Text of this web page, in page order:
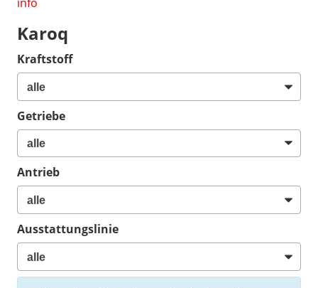
Karoq
Kraftstoff
Getriebe
Antrieb
Ausstattungslinie